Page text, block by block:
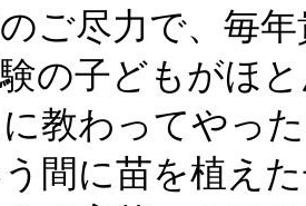
ご尽力で、毎
の子どもがほ
教わってやっ
間に苗を植え